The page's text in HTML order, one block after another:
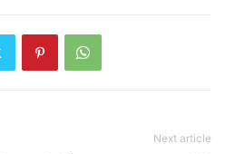
Next article